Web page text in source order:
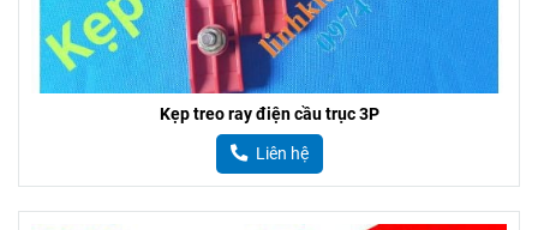
Kẹp treo ray điện cầu trục 3P
Liên hệ